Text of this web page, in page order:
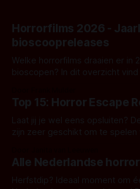
Horrorfilms 2026 -
bioscoopreleases
Welke horrorfilms draaien er in
bioscopen? In dit overzicht
Top 15: Horror Escape
Laat jij je wel eens opsluiten?
zijn zeer geschikt om te spelen
Alle Nederlandse
Herfstdip? Ideaal moment om